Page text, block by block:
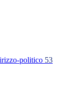
politico 53